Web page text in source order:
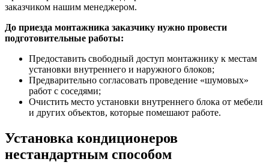
заказчиком нашим менеджером.
До приезда монтажника заказчику нужно провести
подготовительные работы:
Предоставить свободный доступ монтажнику к местам
установки внутреннего и наружного блоков;
Предварительно согласовать проведение «шумовых»
работ с соседями;
Очистить место установки внутреннего блока от мебели
и других объектов, которые помешают работе.
Установка кондиционеров
нестандартным способом